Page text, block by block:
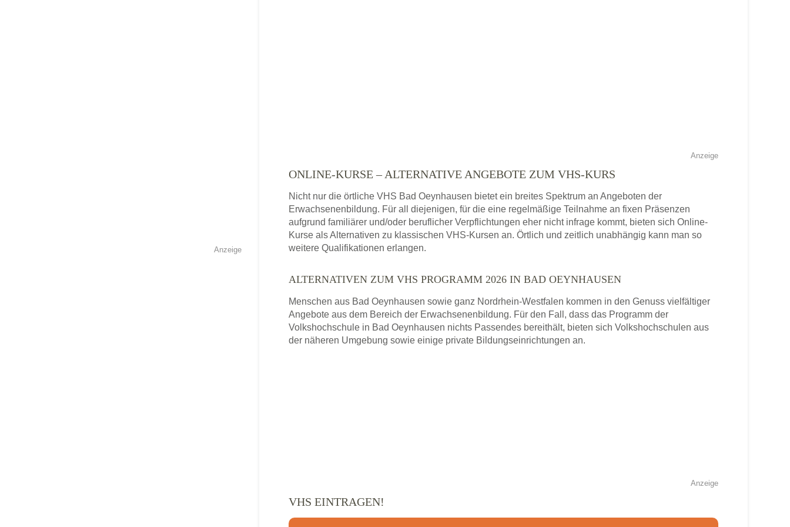
Anzeige
ONLINE-KURSE – ALTERNATIVE ANGEBOTE ZUM VHS-KURS
Nicht nur die örtliche VHS Bad Oeynhausen bietet ein breites Spektrum an Angeboten der
Erwachsenenbildung. Für all diejenigen, für die eine regelmäßige Teilnahme an fixen Präsenzen
aufgrund familiärer und/oder beruflicher Verpflichtungen eher nicht infrage kommt, bieten sich Online-
Kurse als Alternativen zu klassischen VHS-Kursen an. Örtlich und zeitlich unabhängig kann man so
weitere Qualifikationen erlangen.
ALTERNATIVEN ZUM VHS PROGRAMM 2026 IN BAD OEYNHAUSEN
Menschen aus Bad Oeynhausen sowie ganz Nordrhein-Westfalen kommen in den Genuss vielfältiger
Angebote aus dem Bereich der Erwachsenenbildung. Für den Fall, dass das Programm der
Volkshochschule in Bad Oeynhausen nichts Passendes bereithält, bieten sich Volkshochschulen aus
der näheren Umgebung sowie einige private Bildungseinrichtungen an.
Anzeige
VHS EINTRAGEN!
Anzeige